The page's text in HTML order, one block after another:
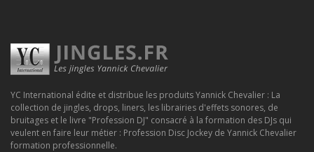
YC International édite et distribue les produits Yannick Chevalier : La
collection de jingles, drops, liners, les librairies d'effets sonores, de
bruitages et le livre "Profession DJ" consacré à la formation des DJs qui
veulent en faire leur métier : Profession Disc Jockey de Yannick Chevalier
formation professionnelle.